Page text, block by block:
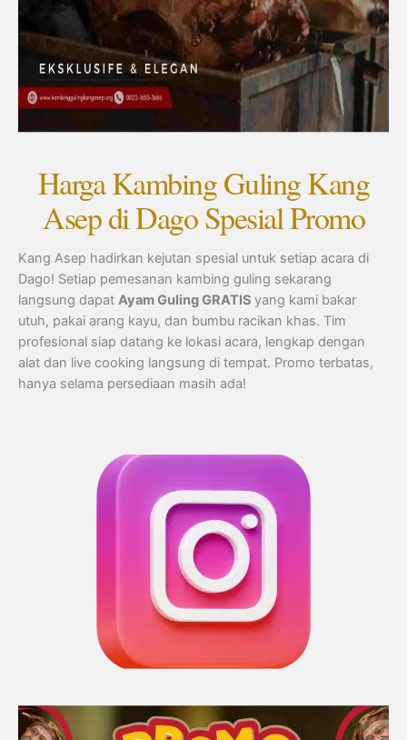
Harga Kambing Guling Kang
Asep di Dago Spesial Promo
Kang Asep hadirkan kejutan spesial untuk setiap acara di
Dago! Setiap pemesanan kambing guling sekarang
langsung dapat Ayam Guling GRATIS yang kami bakar
utuh, pakai arang kayu, dan bumbu racikan khas. Tim
profesional siap datang ke lokasi acara, lengkap dengan
alat dan live cooking langsung di tempat. Promo terbatas,
hanya selama persediaan masih ada!